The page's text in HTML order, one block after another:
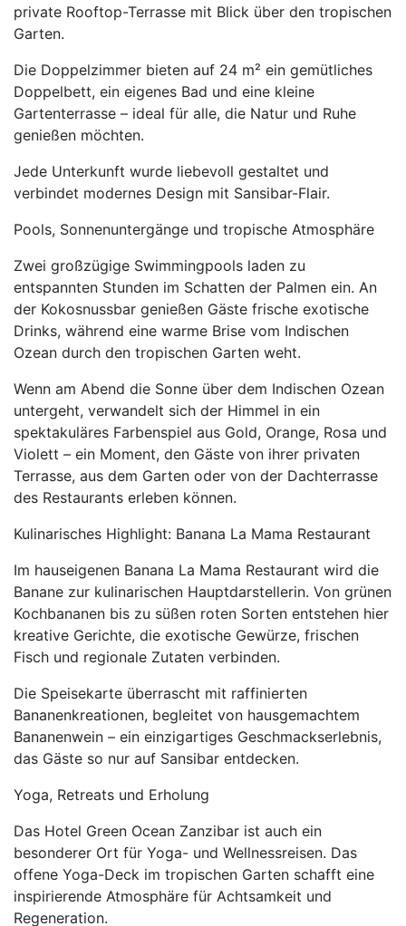
private Rooftop-Terrasse mit Blick über den tropischen
Garten.
Die Doppelzimmer bieten auf 24 m² ein gemütliches
Doppelbett, ein eigenes Bad und eine kleine
Gartenterrasse – ideal für alle, die Natur und Ruhe
genießen möchten.
Jede Unterkunft wurde liebevoll gestaltet und
verbindet modernes Design mit Sansibar-Flair.
Pools, Sonnenuntergänge und tropische Atmosphäre
Zwei großzügige Swimmingpools laden zu
entspannten Stunden im Schatten der Palmen ein. An
der Kokosnussbar genießen Gäste frische exotische
Drinks, während eine warme Brise vom Indischen
Ozean durch den tropischen Garten weht.
Wenn am Abend die Sonne über dem Indischen Ozean
untergeht, verwandelt sich der Himmel in ein
spektakuläres Farbenspiel aus Gold, Orange, Rosa und
Violett – ein Moment, den Gäste von ihrer privaten
Terrasse, aus dem Garten oder von der Dachterrasse
des Restaurants erleben können.
Kulinarisches Highlight: Banana La Mama Restaurant
Im hauseigenen Banana La Mama Restaurant wird die
Banane zur kulinarischen Hauptdarstellerin. Von grünen
Kochbananen bis zu süßen roten Sorten entstehen hier
kreative Gerichte, die exotische Gewürze, frischen
Fisch und regionale Zutaten verbinden.
Die Speisekarte überrascht mit raffinierten
Bananenkreationen, begleitet von hausgemachtem
Bananenwein – ein einzigartiges Geschmackserlebnis,
das Gäste so nur auf Sansibar entdecken.
Yoga, Retreats und Erholung
Das Hotel Green Ocean Zanzibar ist auch ein
besonderer Ort für Yoga- und Wellnessreisen. Das
offene Yoga-Deck im tropischen Garten schafft eine
inspirierende Atmosphäre für Achtsamkeit und
Regeneration.